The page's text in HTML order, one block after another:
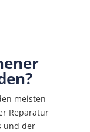
meisten
Reparatur
und der